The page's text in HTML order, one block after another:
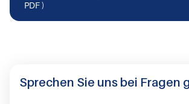
PDF )
Sprechen Sie uns bei Fragen